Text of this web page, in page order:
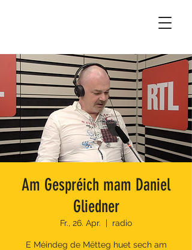
Am Gespréich mam Daniel
Gliedner
Fr., 26. Apr.
  |
radio
E Méindeg de Mëtteg huet sech am